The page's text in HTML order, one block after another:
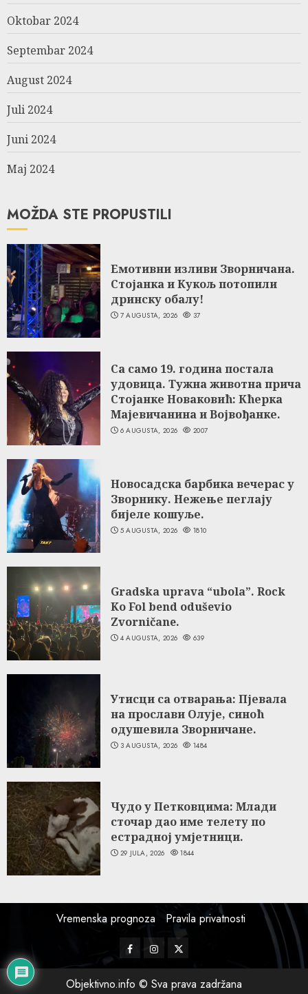
Oktobar 2024
Septembar 2024
August 2024
Juli 2024
Juni 2024
Maj 2024
MOŽDA STE PROPUSTILI
Емотивни изливи Зворничана.
Стојанка и Кукољ потопили
дринску обалу!
7 AUGUSTA, 2026 37
Са само 19. година постала
удовица. Тужна животна прича
Стојанке Новаковић: Кћерка
Мајевичанина и Војвођанке.
6 AUGUSTA, 2026 2007
Новосадска барбика вечерас у
Зворнику. Нежење пеглају
бијеле кошуље.
5 AUGUSTA, 2026 1810
Gradska uprava “ubola”. Rock
Ko Fol bend oduševio
Zvorničane.
4 AUGUSTA, 2026 639
Утисци са отварања: Пјевала
на прослави Олује, синоћ
одушевила Зворничане.
3 AUGUSTA, 2026 1484
Чудо у Петковцима: Млади
сточар дао име телету по
естрадној умјетници.
29 JULA, 2026 1844
Vremenska prognoza Pravila privatnosti
FacebookInstagram
Twitter
Objektivno.info © Sva prava zadržana